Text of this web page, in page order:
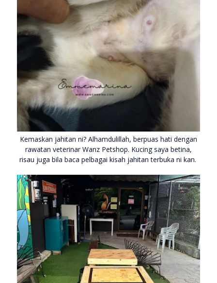
Kemaskan jahitan ni? Alhamdulillah, berpuas hati dengan
rawatan veterinar Wanz Petshop. Kucing saya betina,
risau juga bila baca pelbagai kisah jahitan terbuka ni kan.